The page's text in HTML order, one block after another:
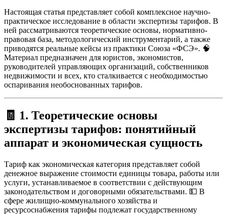
Настоящая статья представляет собой комплексное научно-
практическое исследование в области экспертизы тарифов. В
ней рассматриваются теоретические основы, нормативно-
правовая база, методологический инструментарий, а также
приводятся реальные кейсы из практики Союза «ФСЭ». 🧠
Материал предназначен для юристов, экономистов,
руководителей управляющих организаций, собственников
недвижимости и всех, кто сталкивается с необходимостью
оспаривания необоснованных тарифов.
🧾 1. Теоретические основы
экспертизы тарифов: понятийный
аппарат и экономическая сущность
Тариф как экономическая категория представляет собой
денежное выражение стоимости единицы товара, работы или
услуги, устанавливаемое в соответствии с действующим
законодательством и договорными обязательствами. 💵 В
сфере жилищно-коммунального хозяйства и
ресурсоснабжения тарифы подлежат государственному